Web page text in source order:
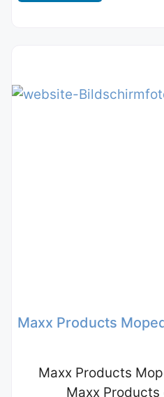
Maxx Products
Maxx Products
Maxx